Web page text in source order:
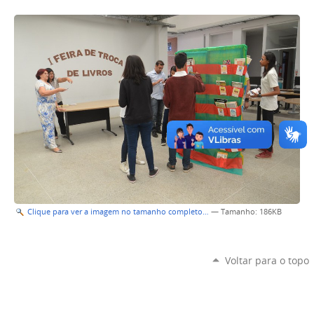
Clique para ver a imagem no tamanho completo… — Tamanho: 186KB
Voltar para o topo